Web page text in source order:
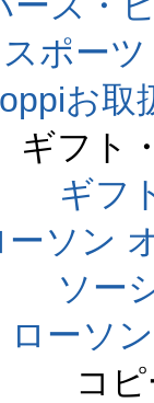
スポー
お取
ギフト
ギフ
ーソン
ソー
ローソ
コ